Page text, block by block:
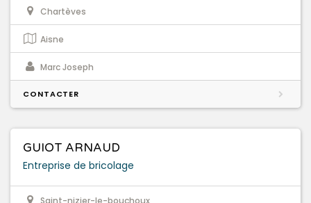
Chartèves
Aisne
Marc Joseph
CONTACTER
GUIOT ARNAUD
Entreprise de bricolage